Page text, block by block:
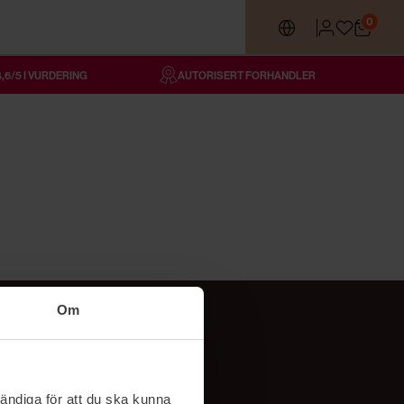
Om
för att du ska kunna
0
5 I VURDERING AUTORISERT FORHANDLER
Følg oss